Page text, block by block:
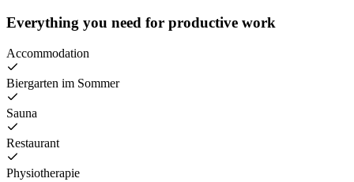
Everything you need for productive work
Accommodation
Biergarten im Sommer
Sauna
Restaurant
Physiotherapie